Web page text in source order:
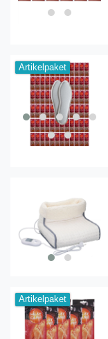
Artikelpaket
Artikelpaket